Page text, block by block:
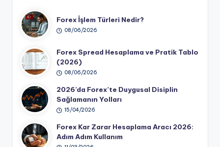
Forex İşlem Türleri Nedir?
08/06/2026
Forex Spread Hesaplama ve Pratik Tablo
(2026)
08/06/2026
2026’da Forex’te Duygusal Disiplin
Sağlamanın Yolları
15/04/2026
Forex Kar Zarar Hesaplama Aracı 2026:
Adım Adım Kullanım